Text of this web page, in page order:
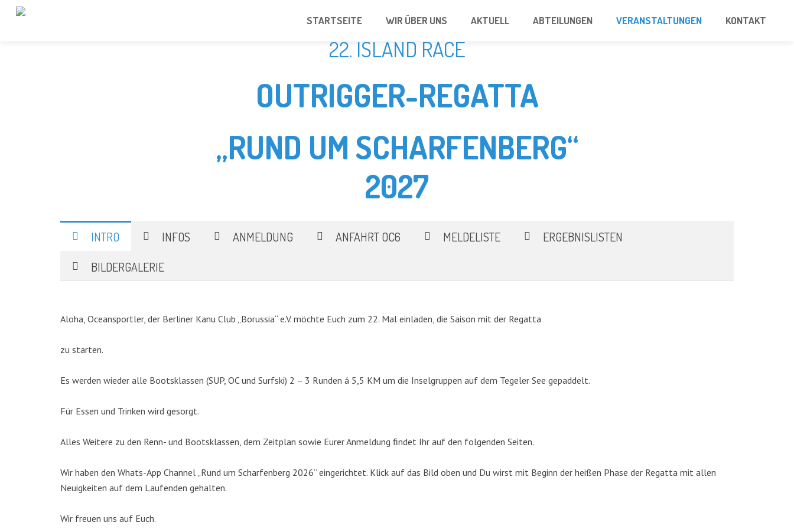
STARTSEITE WIR ÜBER UNS AKTUELL ABTEILUNGEN VERANSTALTUNGEN KONTAKT
22. ISLAND RACE
OUTRIGGER-REGATTA
„RUND UM SCHARFENBERG“
2027
INTRO INFOS ANMELDUNG ANFAHRT OC6 MELDELISTE
ERGEBNISLISTEN
BILDERGALERIE
Aloha, Oceansportler, der Berliner Kanu Club „Borussia“ e.V. möchte Euch zum 22. Mal einladen, die Saison mit der Regatta
zu starten.
Es werden wieder alle Bootsklassen (SUP, OC und Surfski) 2 – 3 Runden á 5,5 KM um die Inselgruppen auf dem Tegeler See gepaddelt.
Für Essen und Trinken wird gesorgt.
Alles Weitere zu den Renn- und Bootsklassen, dem Zeitplan sowie Eurer Anmeldung findet Ihr auf den folgenden Seiten.
Wir haben den Whats-App Channel „Rund um Scharfenberg 2026“ eingerichtet. Klick auf das Bild oben und Du wirst mit Beginn der heißen Phase der Regatta mit allen
Neuigkeiten auf dem Laufenden gehalten.
Wir freuen uns auf Euch.
Aktuell(48)
Drachenboot(47)
Kanu-Rennsport(13)
nach: